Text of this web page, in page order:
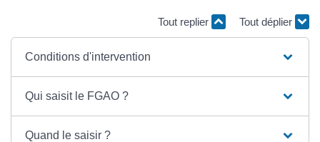
Tout replier Tout déplier
Conditions d'intervention
Qui saisit le FGAO ?
Quand le saisir ?